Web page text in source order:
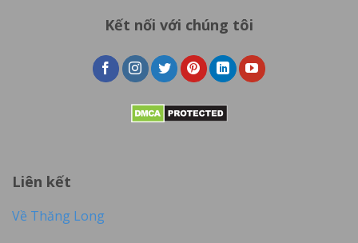
Kết nối với chúng tôi
Liên kết
Về Thăng Long